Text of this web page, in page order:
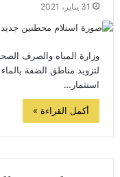
31 يناير، 2021
وزارة المياه والصرف
لتزويد مناطق الضفة
استثمار…
أكمل القراءة »